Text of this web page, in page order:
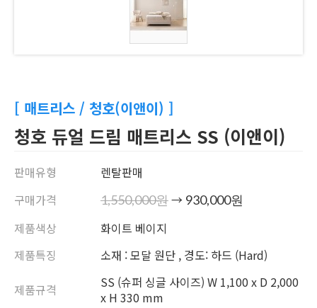
[ 매트리스 / 청호(이앤이) ]
청호 듀얼 드림 매트리스 SS (이앤이)
판매유형
렌탈판매
구매가격
1,550,000원→ 930,000원
제품색상
화이트 베이지
제품특징
소재 : 모달 원단 , 경도: 하드 (Hard)
제품규격
SS (슈퍼 싱글 사이즈) W 1,100 x D 2,000
x H 330 mm